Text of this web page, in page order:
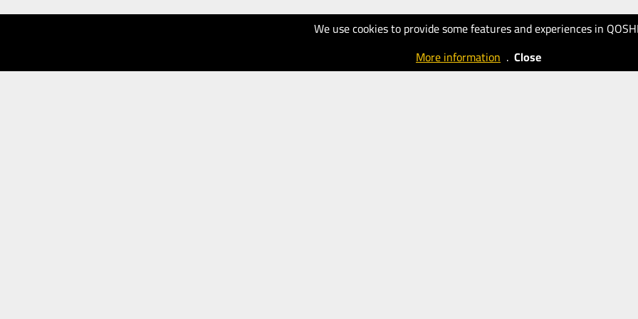
We use cookies to provide some features and experiences in
More information . Close